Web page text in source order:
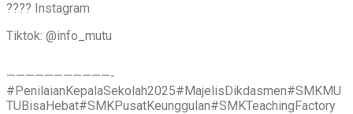
???? Instagram
Tiktok: @info_mutu
———————————-
#PenilaianKepalaSekolah2025#MajelisDikdasmen#SMKMU
TUBisaHebat#SMKPusatKeunggulan#SMKTeachingFactory